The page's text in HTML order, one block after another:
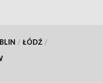
/ ŁÓDŹ /